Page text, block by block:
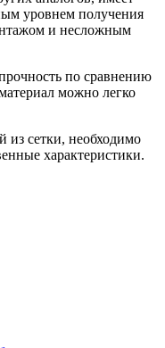
уровнем получения
и несложным
по сравнению
можно легко
из сетки, необходимо
характеристики.